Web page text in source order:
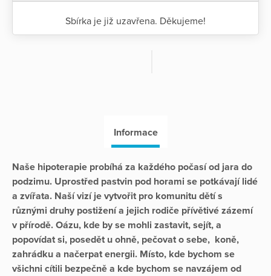
Sbírka je již uzavřena. Děkujeme!
Informace
Naše hipoterapie probíhá za každého počasí od jara do
podzimu. Uprostřed pastvin pod horami se potkávají lidé
a zvířata. Naší vizí je vytvořit pro komunitu dětí s
různými druhy postižení a jejich rodiče přívětivé zázemí
v přírodě. Oázu, kde by se mohli zastavit, sejít, a
popovídat si, posedět u ohně, pečovat o sebe, koně,
zahrádku a načerpat energii. Místo, kde bychom se
všichni cítili bezpečně a kde bychom se navzájem od